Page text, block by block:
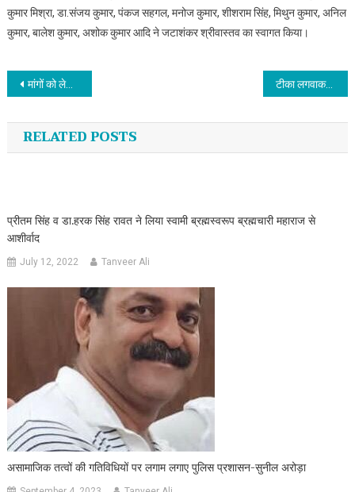
कुमार मिश्रा, डा.संजय कुमार, पंकज सहगल, मनोज कुमार, शीशराम सिंह, मिथुन कुमार, अनिल
कुमार, बालेश कुमार, अशोक कुमार आदि ने जटाशंकर श्रीवास्तव का स्वागत किया।
Post navigation
मांगों को लेकर चौथे दिन भी जारी रहा चतुर्थ श्रेणी कर्मचारियों का क्रमिक अनशन टीका लगवाकर कोरोना नियंत्रण में सहयोग करें-डा.विशाल गर्ग
RELATED POSTS
प्रीतम सिंह व डा.हरक सिंह रावत ने लिया स्वामी ब्रह्मस्वरूप ब्रह्मचारी महाराज से
आशीर्वाद
July 12, 2022 Tanveer Ali
असामाजिक तत्वों की गतिविधियों पर लगाम लगाए पुलिस प्रशासन-सुनील अरोड़ा